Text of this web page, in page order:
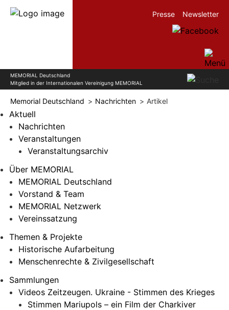
MEMORIAL Deutschland
Mitglied in der Internationalen Vereinigung MEMORIAL
Presse Newsletter
Memorial Deutschland Nachrichten Artikel
Aktuell
Nachrichten
Veranstaltungen
Veranstaltungsarchiv
Über MEMORIAL
MEMORIAL Deutschland
Vorstand & Team
MEMORIAL Netzwerk
Vereinssatzung
Themen & Projekte
Historische Aufarbeitung
Menschenrechte & Zivilgesellschaft
Sammlungen
Videos Zeitzeugen. Ukraine - Stimmen des Krieges
Stimmen Mariupols – ein Film der Charkiver